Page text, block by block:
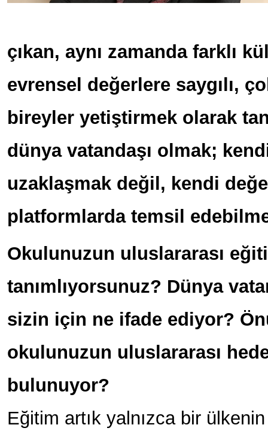
çıkan, aynı zamanda farklı
evrensel değerlere saygılı,
bireyler yetiştirmek olarak
dünya vatandaşı olmak;
uzaklaşmak değil, kendi
platformlarda temsil
Okulunuzun uluslararası
tanımlıyorsunuz? Dünya
sizin için ne ifade ediyor?
okulunuzun uluslararası
bulunuyor?
Eğitim artık yalnızca bir ülkenin